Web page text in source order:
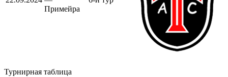
Примейра
Турнирная таблица